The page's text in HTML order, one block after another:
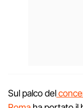
Sul palco del